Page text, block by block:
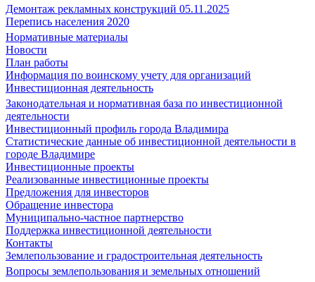
Демонтаж рекламных конструкций 05.11.2025
Перепись населения 2020
Нормативные материалы
Новости
План работы
Информация по воинскому учету для организаций
Инвестиционная деятельность
Законодательная и нормативная база по инвестиционной
деятельности
Инвестиционный профиль города Владимира
Статистические данные об инвестиционной деятельности в
городе Владимире
Инвестиционные проекты
Реализованные инвестиционные проекты
Предложения для инвесторов
Обращение инвестора
Муниципально-частное партнерство
Поддержка инвестиционной деятельности
Контакты
Землепользование и градостроительная деятельность
Вопросы землепользования и земельных отношений